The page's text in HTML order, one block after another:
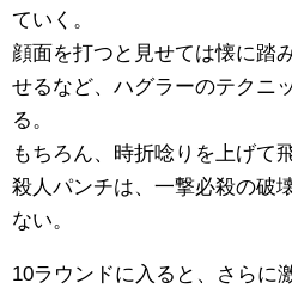
ていく。
顔面を打つと見せては懐に踏
せるなど、ハグラーのテクニ
る。
もちろん、時折唸りを上げて
殺人パンチは、一撃必殺の破
ない。
10ラウンドに入ると、さらに